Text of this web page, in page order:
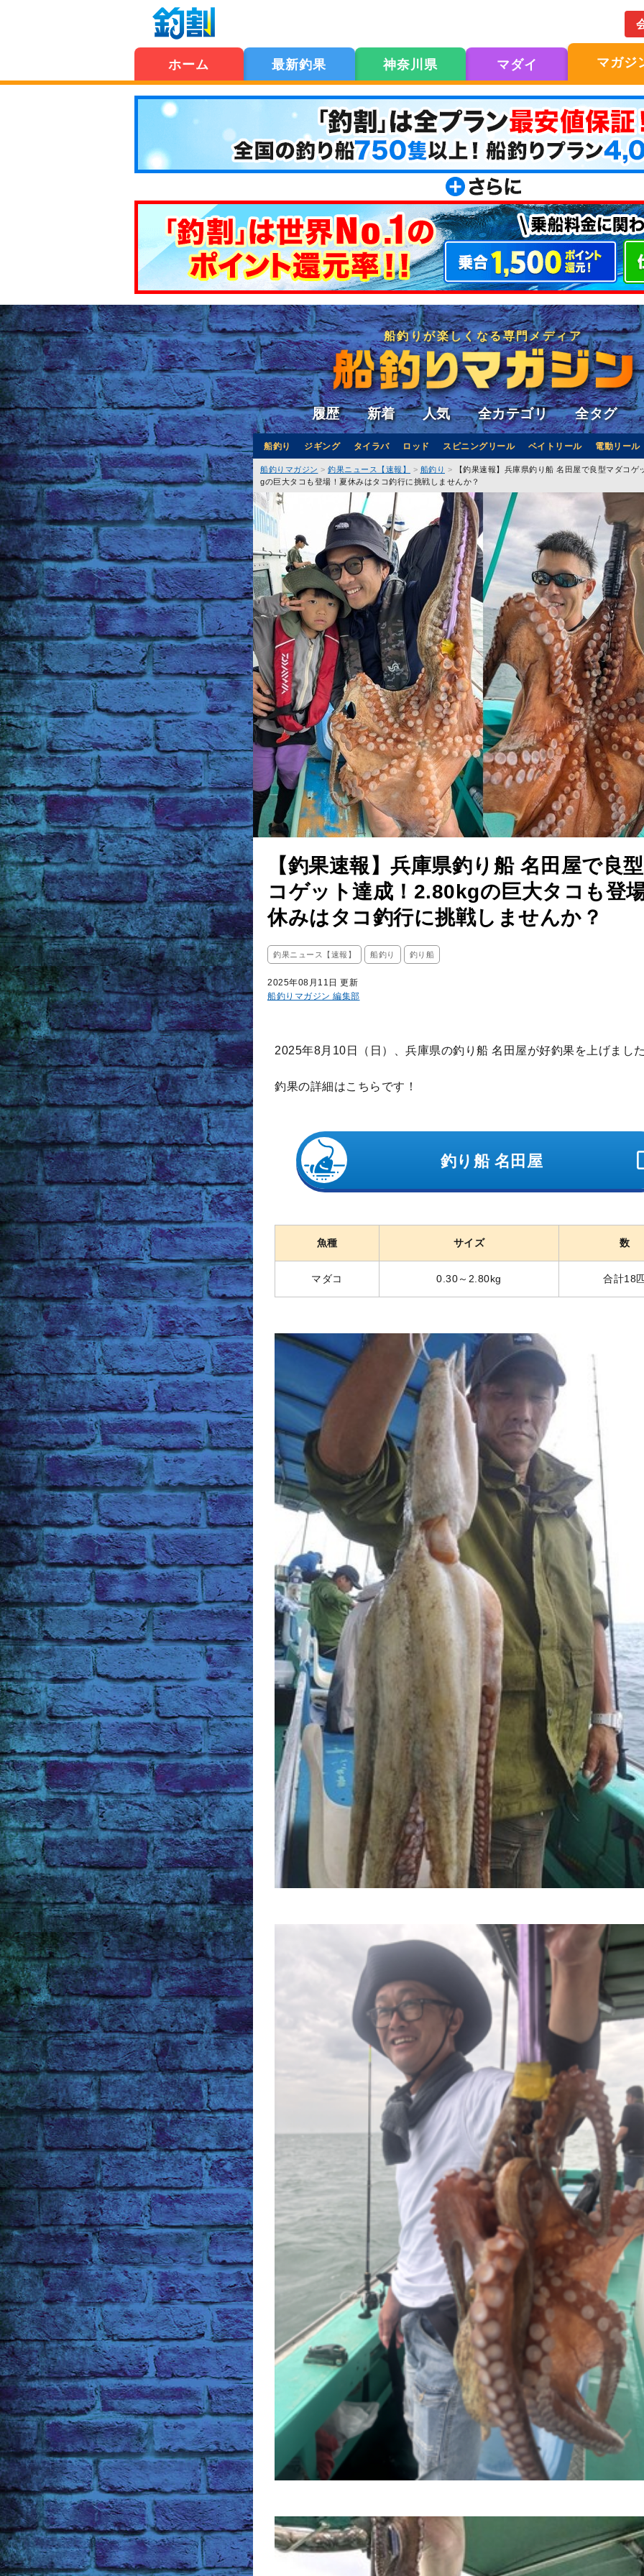
ホーム 最新釣果 神奈川県 マダイ マガジ
船釣りが楽しくなる専門メディア
履歴 新着 人気 全カテゴリ 全タグ
船釣り ジギング タイラバ ロッド スピニングリール ベイトリール 電動リール
船釣りマガジン 釣果ニュース【速報】 船釣り
【釣果速報】兵庫県釣り船 名田屋で良型マダコゲ
gの巨大タコも登場！夏休みはタコ釣行に挑戦しませんか？
【釣果速報】兵庫県釣り船 名田屋で良
コゲット達成！2.80kgの巨大タコも登
休みはタコ釣行に挑戦しませんか？
釣果ニュース【速報】 船釣り 釣り船
2025年08月11日 更新
船釣りマガジン 編集部
2025年8月10日（日）、兵庫県の釣り船 名田屋が好釣果を上げまし
釣果の詳細はこちらです！
釣り船 名田屋
魚種 サイズ 数
マダコ 0.30～2.80kg 合計18